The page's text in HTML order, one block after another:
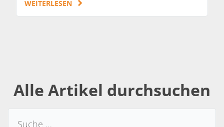
WEITERLESEN
Alle Artikel durchsuchen